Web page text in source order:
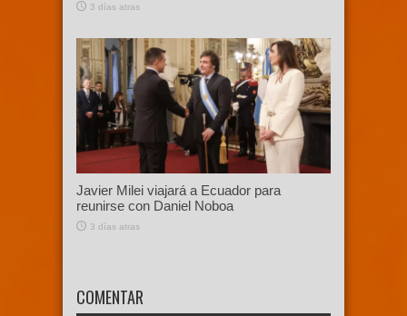
3 días atras
Javier Milei viajará a Ecuador para
reunirse con Daniel Noboa
3 días atras
COMENTAR